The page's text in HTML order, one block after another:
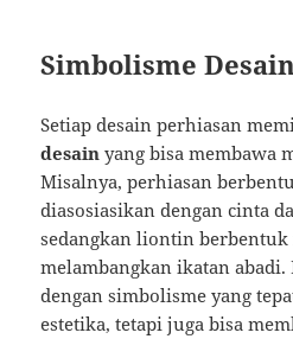
Simbolisme
Setiap desain perhiasan
desain yang bisa membawa
Misalnya, perhiasan
diasosiasikan dengan cinta
sedangkan liontin
melambangkan ikatan
dengan simbolisme yang
estetika, tetapi juga bisa